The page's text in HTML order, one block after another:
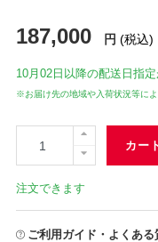
187,000 円 (税込)
10月02日 以降の配送日指
※お届け先の地域や入荷状況等に
カー
注文できます
ご利用ガイド・よくある